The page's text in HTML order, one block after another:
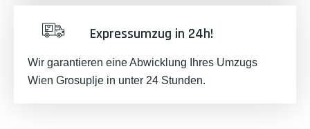
Expressumzug in 24h!
Wir garantieren eine Abwicklung Ihres Umzugs
Wien Grosuplje in unter 24 Stunden.